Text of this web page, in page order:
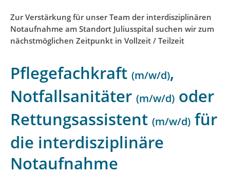
Zur Verstärkung für unser Team der interdisziplinären
Notaufnahme am Standort Juliusspital suchen wir zum
nächstmöglichen Zeitpunkt in Vollzeit / Teilzeit
Pflegefachkraft (m/w/d),
Notfallsanitäter (m/w/d)oder
Rettungsassistent (m/w/d)für
die interdisziplinäre
Notaufnahme